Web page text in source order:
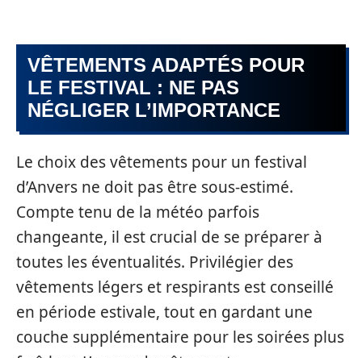
VÊTEMENTS ADAPTÉS POUR
LE FESTIVAL : NE PAS
NÉGLIGER L’IMPORTANCE
Le choix des vêtements pour un festival
d’Anvers ne doit pas être sous-estimé.
Compte tenu de la météo parfois
changeante, il est crucial de se préparer à
toutes les éventualités. Privilégier des
vêtements légers et respirants est conseillé
en période estivale, tout en gardant une
couche supplémentaire pour les soirées plus